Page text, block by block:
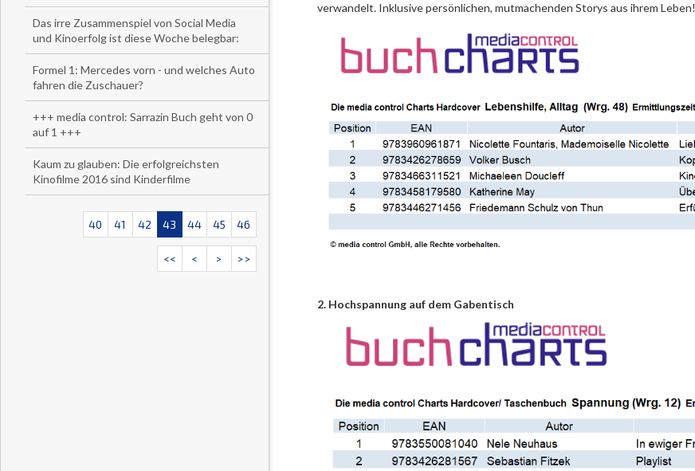
Das irre Zusammenspiel von Social Media
und Kinoerfolg ist diese Woche belegbar:
Formel 1: Mercedes vorn - und welches Auto
fahren die Zuschauer?
+++ media control: Sarrazin Buch geht von 0
auf 1 +++
Kaum zu glauben: Die erfolgreichsten
Kinofilme 2016 sind Kinderfilme
40 41 42 43 44 45 46
<< < > >>
verwandelt. Inklusive persönlichen, mutmachenden Storys aus ihrem Leben!
2. Hochspannung auf dem Gabentisch